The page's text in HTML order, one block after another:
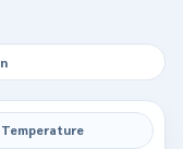
Temperature